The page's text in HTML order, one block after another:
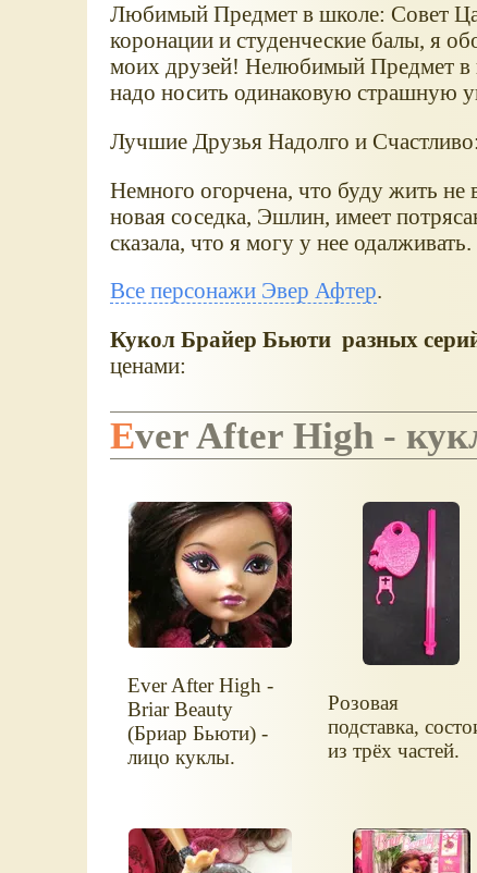
Любимый Предмет в школе: Совет
коронации и студенческие балы, я
моих друзей! Нелюбимый Предмет в
надо носить одинаковую страшную
Лучшие Друзья Надолго и
Немного огорчена, что буду жить
новая соседка, Эшлин, имеет
сказала, что я могу у нее одалживать.
Все персонажи Эвер Афтер.
Кукол Брайер Бьюти разных
ценами:
Ever After High -
Ever After High -
Briar Beauty
(Бриар Бьюти) -
лицо куклы.
Розовая
подставка,
из трёх частей.